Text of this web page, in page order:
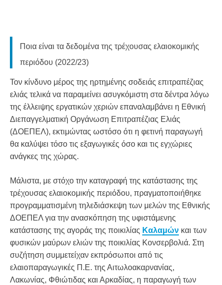
Ποια είναι τα δεδομένα της τρέχουσας ελαιοκομικής
περιόδου (2022/23)
Τον κίνδυνο μέρος της ηρτημένης σοδειάς επιτραπέζιας
ελιάς τελικά να παραμείνει ασυγκόμιστη στα δέντρα λόγω
της έλλειψης εργατικών χεριών επαναλαμβάνει η Εθνική
Διεπαγγελματική Οργάνωση Επιτραπέζιας Ελιάς
(ΔΟΕΠΕΛ), εκτιμώντας ωστόσο ότι η φετινή παραγωγή
θα καλύψει τόσο τις εξαγωγικές όσο και τις εγχώριες
ανάγκες της χώρας.
Μάλιστα, με στόχο την καταγραφή της κατάστασης της
τρέχουσας ελαιοκομικής περιόδου, πραγματοποιήθηκε
προγραμματισμένη τηλεδιάσκεψη των μελών της Εθνικής
ΔΟΕΠΕΛ για την ανασκόπηση της υφιστάμενης
κατάστασης της αγοράς της ποικιλίας Καλαμών και των
φυσικών μαύρων ελιών της ποικιλίας Κονσερβολιά. Στη
συζήτηση συμμετείχαν εκπρόσωποι από τις
ελαιοπαραγωγικές Π.Ε. της Αιτωλοακαρνανίας,
Λακωνίας, Φθιώτιδας και Αρκαδίας, η παραγωγή των